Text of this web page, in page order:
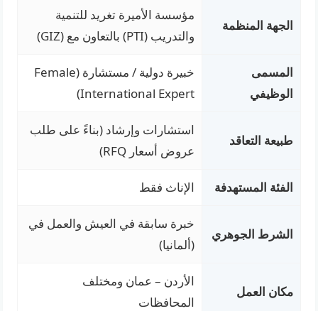
الجهة المنظمة
مؤسسة الأميرة تغريد للتنمية
والتدريب (PTI) بالتعاون مع (GIZ)
المسمى
الوظيفي
خبيرة دولية / مستشارة (Female
International Expert)
طبيعة التعاقد
استشارات وإرشاد (بناءً على طلب
عروض أسعار RFQ)
الفئة المستهدفة الإناث فقط
الشرط الجوهري
خبرة سابقة في العيش والعمل في
(ألمانيا)
مكان العمل
الأردن – عمان ومختلف
المحافظات